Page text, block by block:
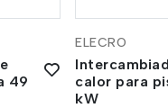
49
ELECRO
calor para
kW